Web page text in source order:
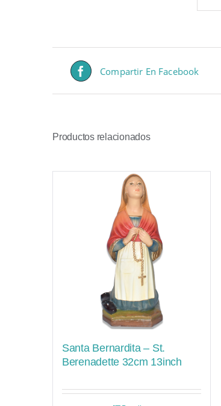
Compartir En Facebook
Productos relacionados
Santa Bernardita – St.
Berenadette 32cm 13inch